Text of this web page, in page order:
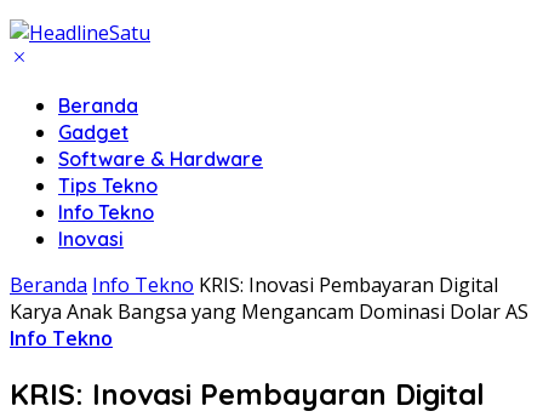
Beranda
Gadget
Software & Hardware
Tips Tekno
Info Tekno
Inovasi
Beranda Info Tekno KRIS: Inovasi Pembayaran Digital
Karya Anak Bangsa yang Mengancam Dominasi Dolar AS
Info Tekno
KRIS: Inovasi Pembayaran Digital